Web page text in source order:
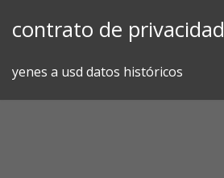
contrato de privacidad
yenes a usd datos históricos